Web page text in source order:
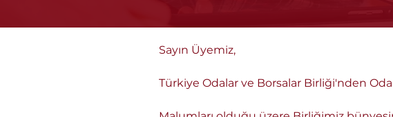
Sayın Üyemiz,
Türkiye Odalar ve Borsalar Birliği'nden